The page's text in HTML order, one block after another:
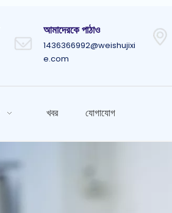
আমাদেরকে পাঠাও
1436366992@weishujixi
e.com
খবর যোগাযোগ